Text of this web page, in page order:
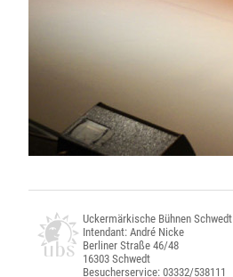
Uckermärkische Bühnen Schwedt
Intendant: André Nicke
Berliner Straße 46/48
16303 Schwedt
Besucherservice: 03332/538111